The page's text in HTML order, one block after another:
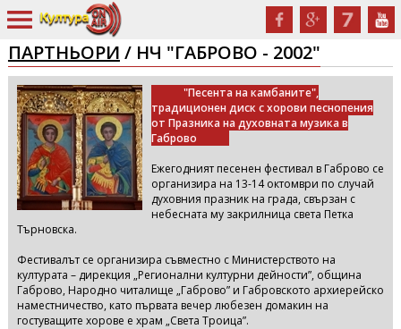
ПАРТНЬОРИ / НЧ "ГАБРОВО - 2002"
"Песента на камбаните",
традиционен диск с хорови песнопения
от Празника на духовната музика в
Габрово
Ежегодният песенен фестивал в Габрово се
организира на 13-14 октомври по случай
духовния празник на града, свързан с
небесната му закрилница света Петка
Търновска.
Фестивалът се организира съвместно с Министерството на
културата – дирекция „Регионални културни дейности”, община
Габрово, Народно читалище „Габрово” и Габровското архиерейско
наместничество, като първата вечер любезен домакин на
гостуващите хорове е храм „Света Троица”.